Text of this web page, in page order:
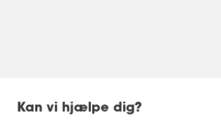
Kan vi hjælpe dig?